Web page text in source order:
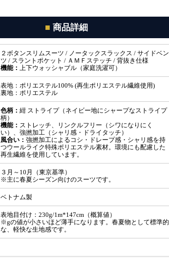
■ 商品詳細
２ボタンスリムスーツ / ノータックスラックス / サイドベン
ツ / スラントポケット / ＡＭＦステッチ / 背抜き仕様
機能： 上下ウォッシャブル（家庭洗濯可）
表地：ポリエステル100% (再生ポリエステル繊維使用)
裏地：ポリエステル
色柄： 紺 ストライプ（ネイビー地にシャープなストライプ
柄）
機能： ストレッチ、リンクルフリー（シワになりにく
い）、強撚加工（シャリ感・ドライタッチ）
風合い： 強撚加工によるコシ・ドレープ感・シャリ感を持
つウールライク特殊ポリエステル素材。環境にも配慮した
再生繊維を使用しています。
３月～10月（東京基準）
※主に春夏シーズン向けのスーツです。
ベトナム製
表地目付け：230g/1m*147cm（概算値）
※gの値が小さいほど薄手になります。春夏物として標準的
な、軽快な生地感です。